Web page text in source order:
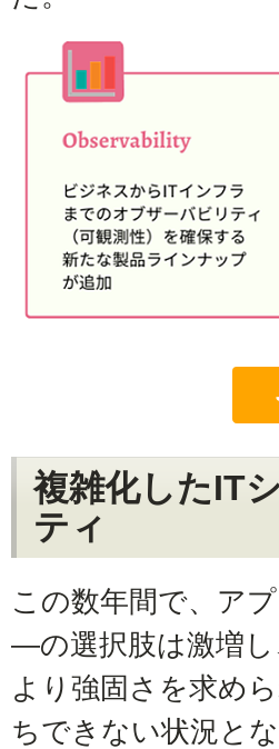
複雑化したIT
ティ
この数年間で、ア
―の選択肢は激増
より強固さを求め
ちできない状況とな